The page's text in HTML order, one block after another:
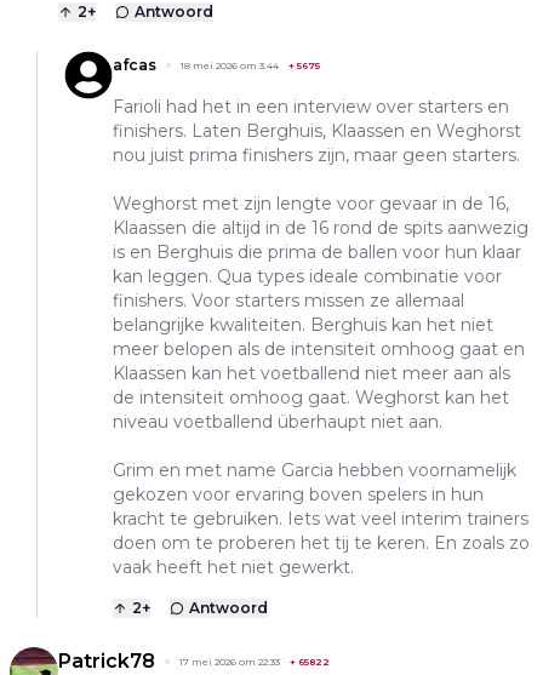
2+ Antwoord
afcas 18 mei 2026 om 3:44 + 5675
Farioli had het in een interview over starters en
finishers. Laten Berghuis, Klaassen en Weghorst
nou juist prima finishers zijn, maar geen starters.
Weghorst met zijn lengte voor gevaar in de 16,
Klaassen die altijd in de 16 rond de spits aanwezig
is en Berghuis die prima de ballen voor hun klaar
kan leggen. Qua types ideale combinatie voor
finishers. Voor starters missen ze allemaal
belangrijke kwaliteiten. Berghuis kan het niet
meer belopen als de intensiteit omhoog gaat en
Klaassen kan het voetballend niet meer aan als
de intensiteit omhoog gaat. Weghorst kan het
niveau voetballend überhaupt niet aan.
Grim en met name Garcia hebben voornamelijk
gekozen voor ervaring boven spelers in hun
kracht te gebruiken. Iets wat veel interim trainers
doen om te proberen het tij te keren. En zoals zo
vaak heeft het niet gewerkt.
2+ Antwoord
Patrick78 17 mei 2026 om 22:33 + 65822